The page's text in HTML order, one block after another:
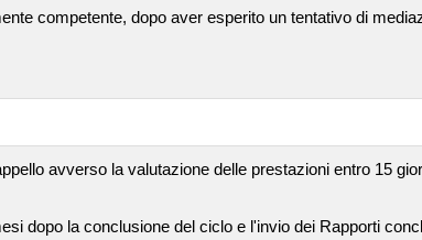
competente, dopo aver esperito un tentativo di
avverso la valutazione delle prestazioni entro 15
dopo la conclusione del ciclo e l'invio dei Rapporti